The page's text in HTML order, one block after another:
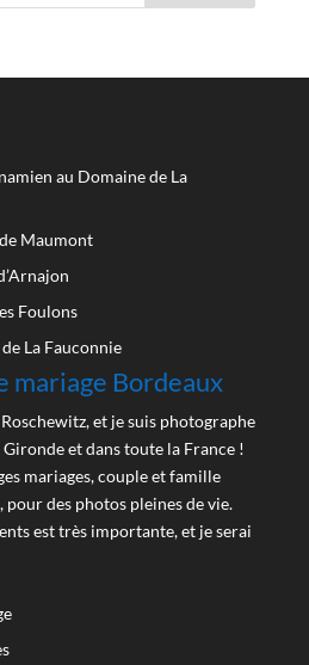
au Domaine de La
Maumont
Foulons
La Fauconnie
mariage Bordeaux
et je suis photographe
et dans toute la France !
mariages, couple et famille
des photos pleines de vie.
est très importante, et je serai